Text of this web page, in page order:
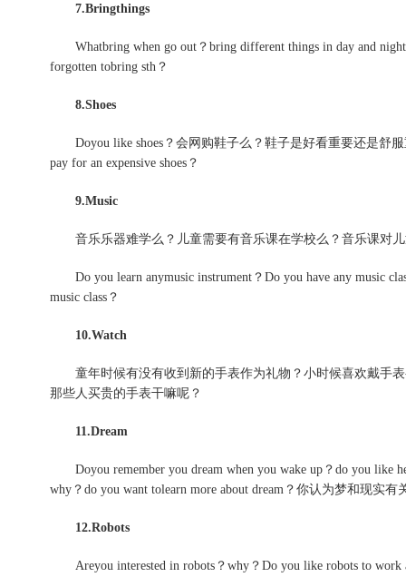
7.Bringthings
Whatbring when go out？bring different things in day and
forgotten tobring sth？
8.Shoes
Doyou like shoes？会网购鞋子么？鞋子是好看重要还是舒
pay for an expensive shoes？
9.Music
音乐乐器难学么？儿童需要有音乐课在学校么？音乐课对
Do you learn anymusic instrument？Do you have any music
music class？
10.Watch
童年时候有没有收到新的手表作为礼物？小时候喜欢戴手
那些人买贵的手表干嘛呢？
11.Dream
Doyou remember you dream when you wake up？do you
why？do you want tolearn more about dream？你认为梦和现实有
12.Robots
Areyou interested in robots？why？Do you like robots to